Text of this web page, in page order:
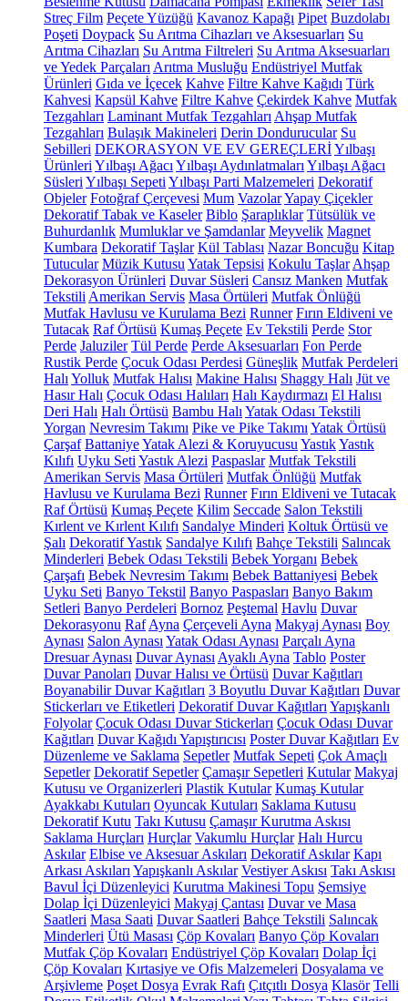
Streç Film Peçete Yüzüğü Kavanoz Kapağı Pipet Buzdolabı
Poşeti Doypack Su Arıtma Cihazları ve Aksesuarları Su
Arıtma Cihazları Su Arıtma Filtreleri Su Arıtma Aksesuarları
ve Yedek Parçaları Arıtma Musluğu Endüstriyel Mutfak
Ürünleri Gıda ve İçecek Kahve Filtre Kahve Kağıdı Türk
Kahvesi Kapsül Kahve Filtre Kahve Çekirdek Kahve Mutfak
Tezgahları Laminant Mutfak Tezgahları Ahşap Mutfak
Tezgahları Bulaşık Makineleri Derin Dondurucular Su
Sebilleri DEKORASYON VE EV GEREÇLERİYılbaşı
Ürünleri Yılbaşı Ağacı Yılbaşı Aydınlatmaları Yılbaşı Ağacı
Süsleri Yılbaşı Sepeti Yılbaşı Parti Malzemeleri Dekoratif
Objeler Fotoğraf Çerçevesi Mum VazolarYapay Çiçekler
Dekoratif Tabak ve Kaseler Biblo Şaraplıklar Tütsülük ve
Buhurdanlık Mumluklar ve Şamdanlar Meyvelik Magnet
Kumbara Dekoratif Taşlar Kül Tablası Nazar Boncuğu Kitap
Tutucular Müzik Kutusu Yatak Tepsisi Kokulu Taşlar Ahşap
Dekorasyon Ürünleri Duvar Süsleri Cansız Manken Mutfak
Tekstili Amerikan Servis Masa Örtüleri Mutfak Önlüğü
Mutfak Havlusu ve Kurulama Bezi Runner Fırın Eldiveni ve
Tutacak Raf Örtüsü Kumaş Peçete Ev Tekstili Perde Stor
Perde Jaluziler Tül Perde Perde Aksesuarları Fon Perde
Rustik Perde Çocuk Odası Perdesi Güneşlik Mutfak Perdeleri
Halı Yolluk Mutfak Halısı Makine Halısı Shaggy Halı Jüt ve
Hasır Halı Çocuk Odası Halıları Halı Kaydırmazı El Halısı
Deri Halı Halı Örtüsü Bambu Halı Yatak Odası Tekstili
Yorgan Nevresim Takımı Pike ve Pike Takımı Yatak Örtüsü
Çarşaf BattaniyeYatak Alezi & Koruyucusu YastıkYastık
Kılıfı Uyku Seti Yastık Alezi Paspaslar Mutfak Tekstili
Amerikan Servis Masa Örtüleri Mutfak Önlüğü Mutfak
Havlusu ve Kurulama Bezi Runner Fırın Eldiveni ve Tutacak
Raf Örtüsü Kumaş Peçete Kilim Seccade Salon Tekstili
Kırlent ve Kırlent Kılıfı Sandalye Minderi Koltuk Örtüsü ve
Şalı Dekoratif Yastık Sandalye Kılıfı Bahçe Tekstili Salıncak
Minderleri Bebek Odası Tekstili Bebek Yorganı Bebek
Çarşafı Bebek Nevresim Takımı Bebek Battaniyesi Bebek
Uyku Seti Banyo Tekstil Banyo Paspasları Banyo Bakım
Setleri Banyo Perdeleri Bornoz Peştemal Havlu Duvar
Dekorasyonu Raf Ayna Çerçeveli Ayna Makyaj Aynası Boy
Aynası Salon Aynası Yatak Odası Aynası Parçalı Ayna
Dresuar Aynası Duvar Aynası Ayaklı Ayna Tablo Poster
Duvar Panoları Duvar Halısı ve Örtüsü Duvar Kağıtları
Boyanabilir Duvar Kağıtları 3 Boyutlu Duvar Kağıtları Duvar
Stickerları ve Etiketleri Dekoratif Duvar Kağıtları Yapışkanlı
Folyolar Çocuk Odası Duvar Stickerları Çocuk Odası Duvar
Kağıtları Duvar Kağıdı Yapıştırıcısı Poster Duvar Kağıtları Ev
Düzenleme ve Saklama Sepetler Mutfak Sepeti Çok Amaçlı
Sepetler Dekoratif Sepetler Çamaşır Sepetleri Kutular Makyaj
Kutusu ve Organizerleri Plastik Kutular Kumaş Kutular
Ayakkabı Kutuları Oyuncak Kutuları Saklama Kutusu
Dekoratif Kutu Takı Kutusu Çamaşır Kurutma Askısı
Saklama Hurçları Hurçlar Vakumlu Hurçlar Halı Hurcu
Askılar Elbise ve Aksesuar Askıları Dekoratif Askılar Kapı
Arkası Askıları Yapışkanlı Askılar Vestiyer Askısı Takı Askısı
Bavul İçi Düzenleyici Kurutma Makinesi Topu Şemsiye
Dolap İçi Düzenleyici Makyaj Çantası Duvar ve Masa
Saatleri Masa Saati Duvar Saatleri Bahçe Tekstili Salıncak
Minderleri Ütü Masası Çöp Kovaları Banyo Çöp Kovaları
Mutfak Çöp Kovaları Endüstriyel Çöp Kovaları Dolap İçi
Çöp Kovaları Kırtasiye ve Ofis Malzemeleri Dosyalama ve
Arşivleme Poşet Dosya Evrak Rafı Çıtçıtlı Dosya Klasör Telli